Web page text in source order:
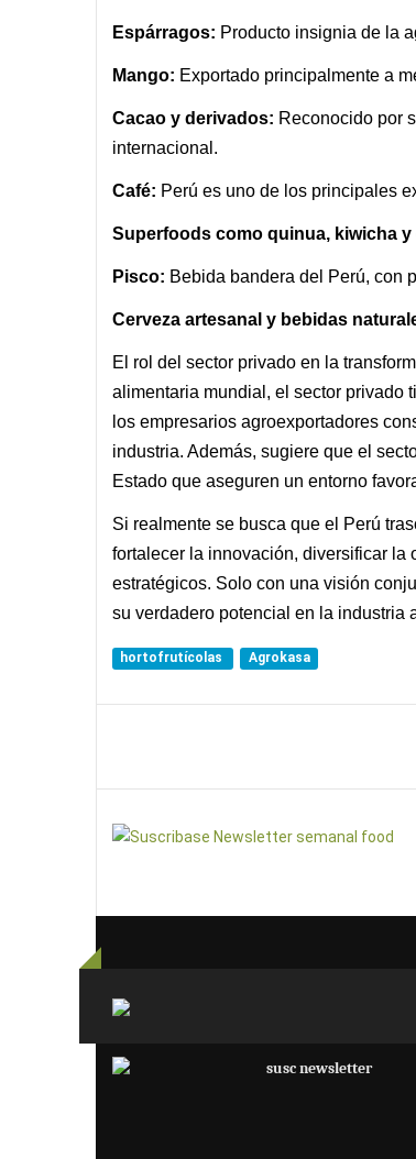
Espárragos: Producto insignia de la
Mango: Exportado principalmente a
Cacao y derivados: Reconocido por
internacional.
Café: Perú es uno de los principales
Superfoods como quinua, kiwicha y
Pisco: Bebida bandera del Perú, con
Cerveza artesanal y bebidas
El rol del sector privado en la
alimentaria mundial, el sector privado
los empresarios agroexportadores
industria. Además, sugiere que el
Estado que aseguren un entorno
Si realmente se busca que el Perú
fortalecer la innovación, diversificar la
estratégicos. Solo con una visión
su verdadero potencial en la industria
hortofrutícolas Agrokasa